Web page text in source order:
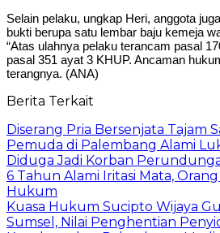
Selain pelaku, ungkap Heri, anggota
bukti berupa satu lembar baju kemeja
“Atas ulahnya pelaku terancam pasal
pasal 351 ayat 3 KHUP. Ancaman
terangnya. (ANA)
Berita Terkait
Diserang Pria Bersenjata Tajam
Pemuda di Palembang Alami
Diduga Jadi Korban
6 Tahun Alami Iritasi Mata,
Hukum
Kuasa Hukum Sucipto Wijaya
Sumsel, Nilai Penghentian